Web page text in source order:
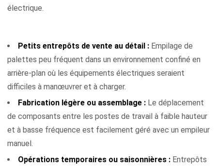
électrique.
Petits entrepôts de vente au détail : Empilage de
palettes peu fréquent dans un environnement confiné en
arrière-plan où les équipements électriques seraient
difficiles à manœuvrer et à charger.
Fabrication légère ou assemblage : Le déplacement
de composants entre les postes de travail à faible hauteur
et à basse fréquence est facilement géré avec un empileur
manuel.
Opérations temporaires ou saisonnières : Entrepôts